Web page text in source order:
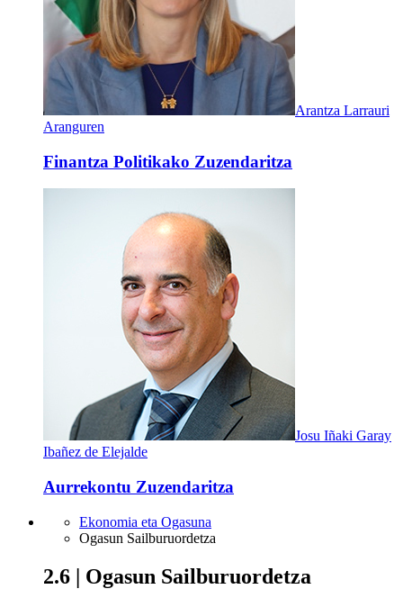
Arantza Larrauri
Aranguren
Finantza Politikako Zuzendaritza
Josu Iñaki Garay
Ibañez de Elejalde
Aurrekontu Zuzendaritza
Ekonomia eta Ogasuna
Ogasun Sailburuordetza
2.6 | Ogasun Sailburuordetza